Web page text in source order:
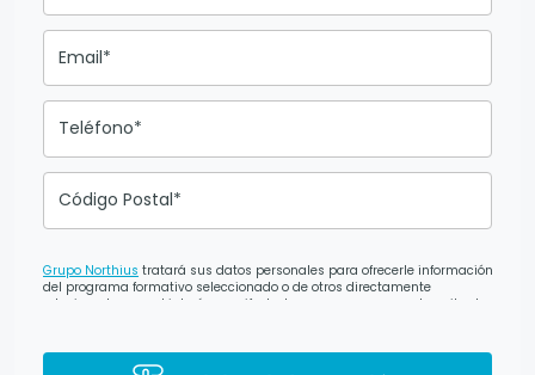
Email*
Teléfono*
Código Postal*
Grupo Northius tratará sus datos personales para ofrecerle información
del programa formativo seleccionado o de otros directamente
relacionados con el interés manifestado y, en su caso, para tramitar la
puedan hacerle llegar la mejor oferta de productos y servicios
de acuerdo a tu petición. Mediante la cumplimentación y envío del